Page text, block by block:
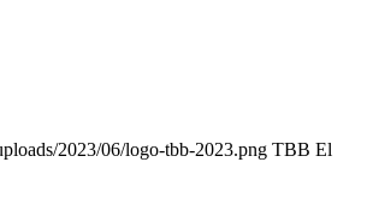
2023/06/logo-tbb-2023.png TBB El